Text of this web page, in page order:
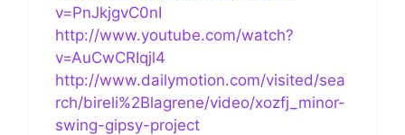
v=PnJkjgvC0nI
http://www.youtube.com/watch?
v=AuCwCRIqjl4
http://www.dailymotion.com/visited/sea
rch/bireli%2Blagrene/video/xozfj_minor-
swing-gipsy-project